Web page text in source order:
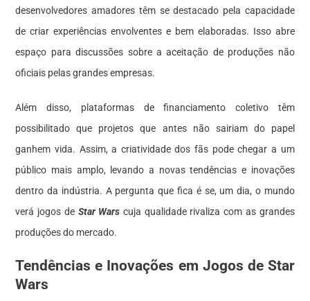
desenvolvedores amadores têm se destacado pela capacidade
de criar experiências envolventes e bem elaboradas. Isso abre
espaço para discussões sobre a aceitação de produções não
oficiais pelas grandes empresas.
Além disso, plataformas de financiamento coletivo têm
possibilitado que projetos que antes não sairiam do papel
ganhem vida. Assim, a criatividade dos fãs pode chegar a um
público mais amplo, levando a novas tendências e inovações
dentro da indústria. A pergunta que fica é se, um dia, o mundo
verá jogos de Star Wars cuja qualidade rivaliza com as grandes
produções do mercado.
Tendências e Inovações em Jogos de Star
Wars